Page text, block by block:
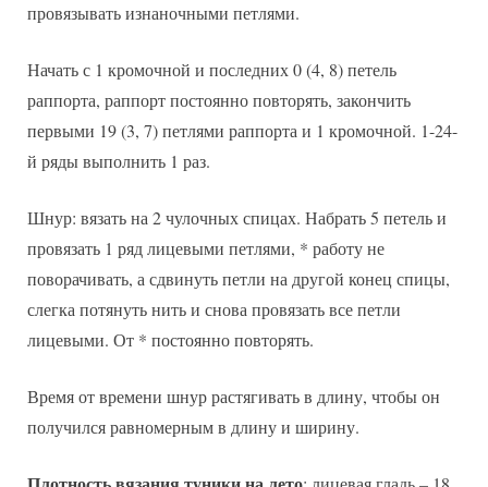
провязывать изнаночными петлями.
Начать с 1 кромочной и последних 0 (4, 8) петель
раппорта, раппорт постоянно повторять, закончить
первыми 19 (3, 7) петлями раппорта и 1 кромочной. 1-24-
й ряды выполнить 1 раз.
Шнур: вязать на 2 чулочных спицах. Набрать 5 петель и
провязать 1 ряд лицевыми петлями, * работу не
поворачивать, а сдвинуть петли на другой конец спицы,
слегка потянуть нить и снова провязать все петли
лицевыми. От * постоянно повторять.
Время от времени шнур растягивать в длину, чтобы он
получился равномерным в длину и ширину.